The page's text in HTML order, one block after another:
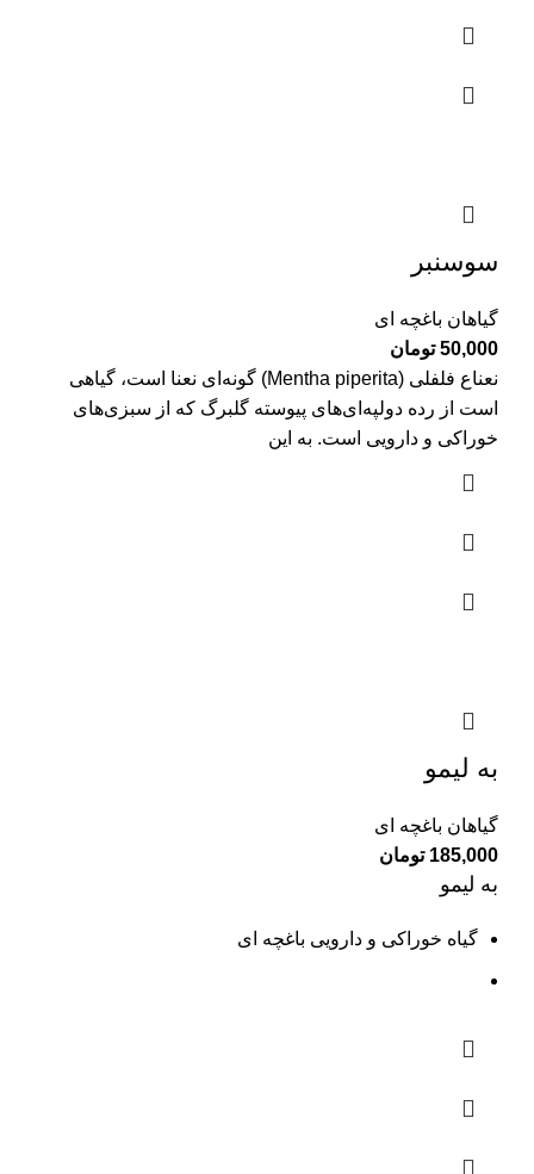
سوسنبر
گیاهان باغچه ای
50,000 تومان
نعناع فلفلی (Mentha piperita) گونه‌ای نعنا است، گیاهی
است از رده دولپه‌ای‌های پیوسته گلبرگ که از سبزی‌های
خوراکی و دارویی است. به این
به لیمو
گیاهان باغچه ای
185,000 تومان
به لیمو
گیاه خوراکی و دارویی باغچه ای